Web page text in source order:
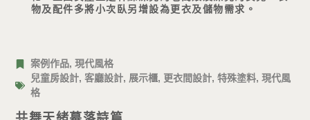
案例作品,現代風格
兒童房設計,客廳設計, 展示櫃, 更衣間設計,特殊塗料,現代風
格
物及配件多將小次臥另增設為更衣及儲物需求。